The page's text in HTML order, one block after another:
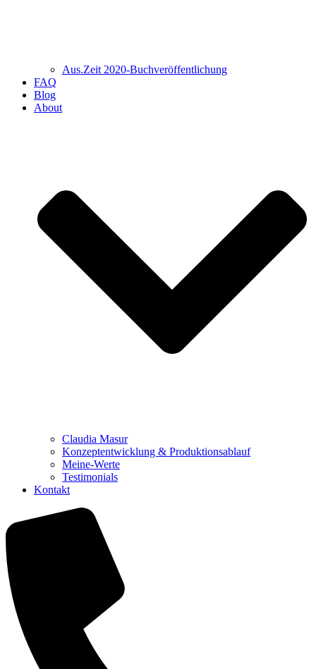
Aus.Zeit 2020-Buch­veröffentlichung
FAQ
Blog
About
Claudia Masur
Konzeptentwicklung & Produktionsablauf
Meine-Werte
Testimonials
Kontakt